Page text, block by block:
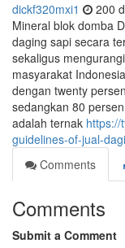
dickf320mxi1 200
Mineral blok domba
daging sapi secara
sekaligus
masyarakat
dengan twenty
sedangkan 80
adalah ternak https://
guidelines-of-jual-
Comments
Comments
Submit a Comment